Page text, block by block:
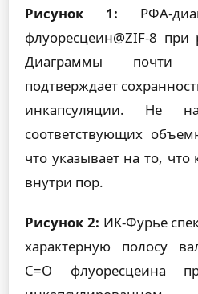
Рисунок 1: РФА-
флуоресцеин@ZIF-8 при
Диаграммы почти
подтверждает
инкапсуляции. Не
соответствующих
что указывает на то, что
внутри пор.
Рисунок 2: ИК-Фурье
характерную полосу
C=O флуоресцеина